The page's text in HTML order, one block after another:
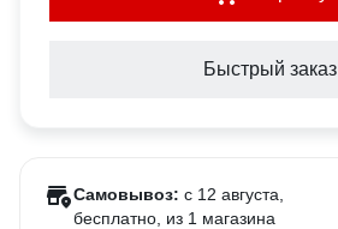
Быстрый заказ
Самовывоз: c 12 августа,
бесплатно , из 1 магазина